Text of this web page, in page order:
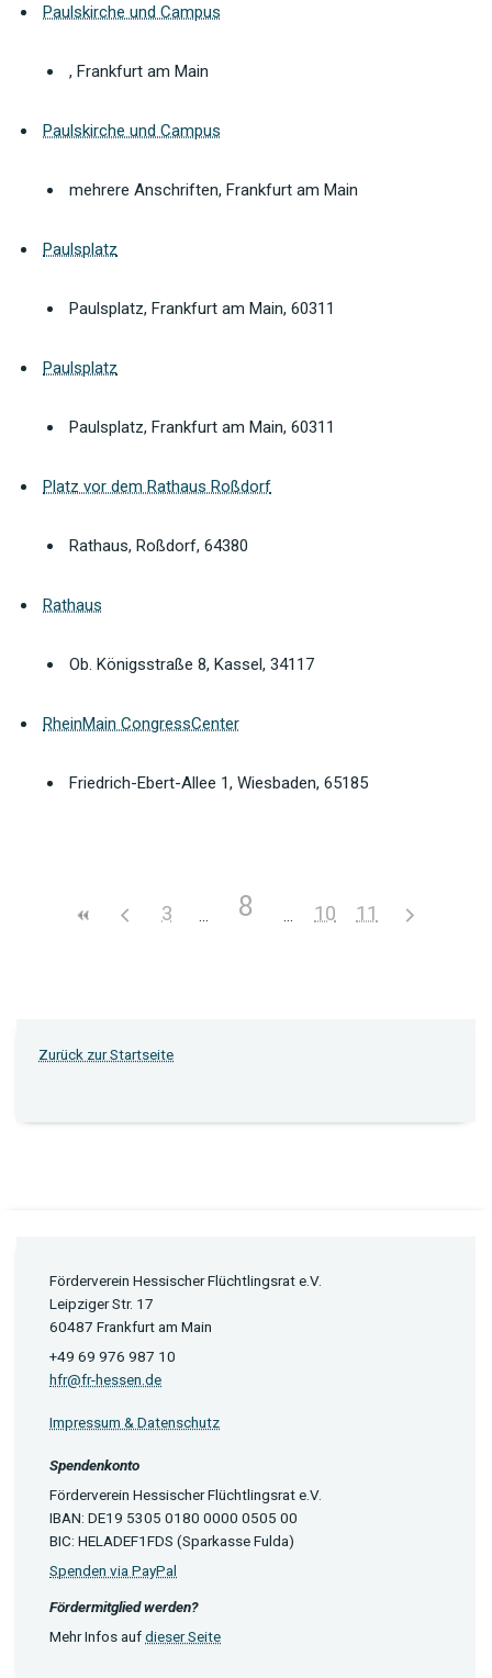
Paulskirche und Campus
, Frankfurt am Main
Paulskirche und Campus
mehrere Anschriften, Frankfurt am Main
Paulsplatz
Paulsplatz, Frankfurt am Main, 60311
Paulsplatz
Paulsplatz, Frankfurt am Main, 60311
Platz vor dem Rathaus Roßdorf
Rathaus, Roßdorf, 64380
Rathaus
Ob. Königsstraße 8, Kassel, 34117
RheinMain CongressCenter
Friedrich-Ebert-Allee 1, Wiesbaden, 65185
3 8 10 11
Zurück zur Startseite
Förderverein Hessischer Flüchtlingsrat e.V.
Leipziger Str. 17
60487 Frankfurt am Main
+49 69 976 987 10
hfr@fr-hessen.de
Impressum & Datenschutz
Spendenkonto
Förderverein Hessischer Flüchtlingsrat e.V.
IBAN: DE19 5305 0180 0000 0505 00
BIC: HELADEF1FDS (Sparkasse Fulda)
Spenden via PayPal
Fördermitglied werden?
Mehr Infos aufdieser Seite